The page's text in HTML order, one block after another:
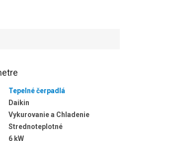
Tepelné čerpadlá
Daikin
Vykurovanie a Chladenie
Strednoteplotné
6 kW